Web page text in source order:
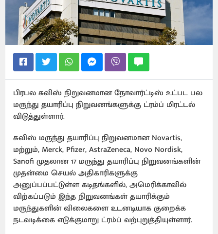
பிரபல சுவிஸ் நிறுவனமான நோவார்ட்டிஸ் உட்பட பல
மருந்து தயாரிப்பு நிறுவனங்களுக்கு ட்ரம்ப் மிரட்டல்
விடுத்துள்ளார்.
சுவிஸ் மருந்து தயாரிப்பு நிறுவனமான Novartis,
மற்றும், Merck, Pfizer, AstraZeneca, Novo Nordisk,
Sanofi முதலான 17 மருந்து தயாரிப்பு நிறுவனங்களின்
முதன்மை செயல் அதிகாரிகளுக்கு
அனுப்பப்பட்டுள்ள கடிதங்களில், அமெரிக்காவில்
விற்கப்படும் இந்த நிறுவனங்கள் தயாரிக்கும்
மருந்துகளின் விலைகளை உடனடியாக குறைக்க
நடவடிக்கை எடுக்குமாறு ட்ரம்ப் வற்புறுத்தியுள்ளார்.